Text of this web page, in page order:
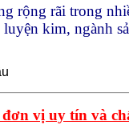
rộng rãi trong
luyện kim, ngành
vị uy tín và